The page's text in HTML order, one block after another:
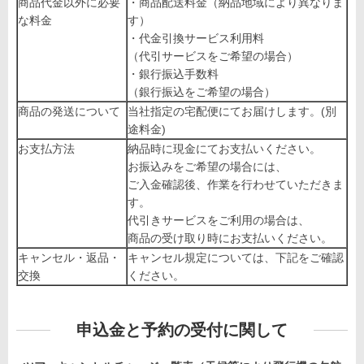
な料金
す）
・代金引換サービス利用料
（代引サービスをご希望の場合）
・銀行振込手数料
（銀行振込をご希望の場合）
商品の発送について
当社指定の宅配便にてお届けします。(別
途料金)
お支払方法
納品時に現金にてお支払いください。
お振込みをご希望の場合には、
ご入金確認後、作業を行わせていただきま
す。
代引きサービスをご利用の場合は、
商品の受け取り時にお支払いください。
キャンセル・返品・
交換
キャンセル規定については、下記をご確認
ください。
申込金と予約の受付に関して